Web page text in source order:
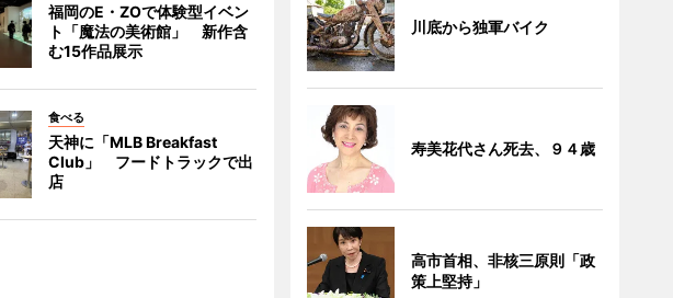
福岡のE・ZOで体験型イベン
ト「魔法の美術館」 新作含
む15作品展示
食べる
天神に「MLB Breakfast
Club」 フードトラックで出
店
川底から独軍バイク
寿美花代さん死去、９４歳
高市首相、非核三原則「政
策上堅持」